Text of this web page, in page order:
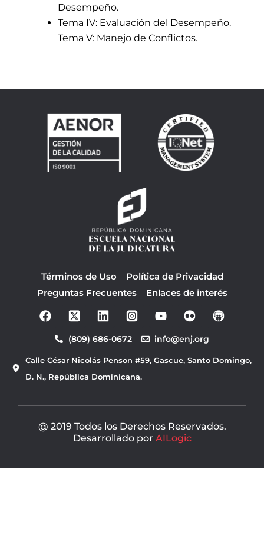
Desempeño.
Tema IV: Evaluación del Desempeño.
Tema V: Manejo de Conflictos.
Términos de Uso
Política de Privacidad
Preguntas Frecuentes
Enlaces de interés
F
a
b
o
o
o
t
b
(809) 686-0672 info@enj.org
Calle César Nicolás Penson #59, Gascue, Santo Domingo,
D. N., República Dominicana.
@ 2019 Todos los Derechos Reservados.
Desarrollado por AILogic